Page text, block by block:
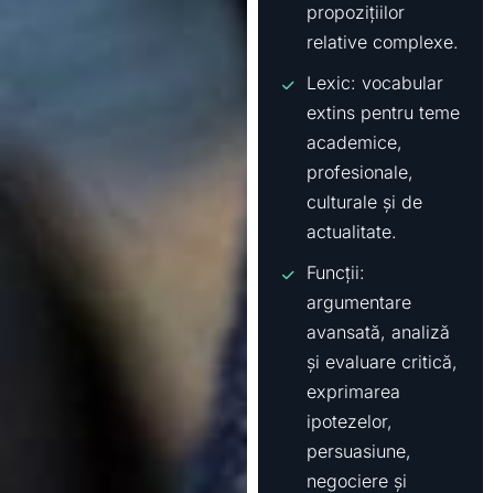
propozițiilor
relative complexe.
Lexic: vocabular
extins pentru teme
academice,
profesionale,
culturale și de
actualitate.
Funcții:
argumentare
avansată, analiză
și evaluare critică,
exprimarea
ipotezelor,
persuasiune,
negociere și